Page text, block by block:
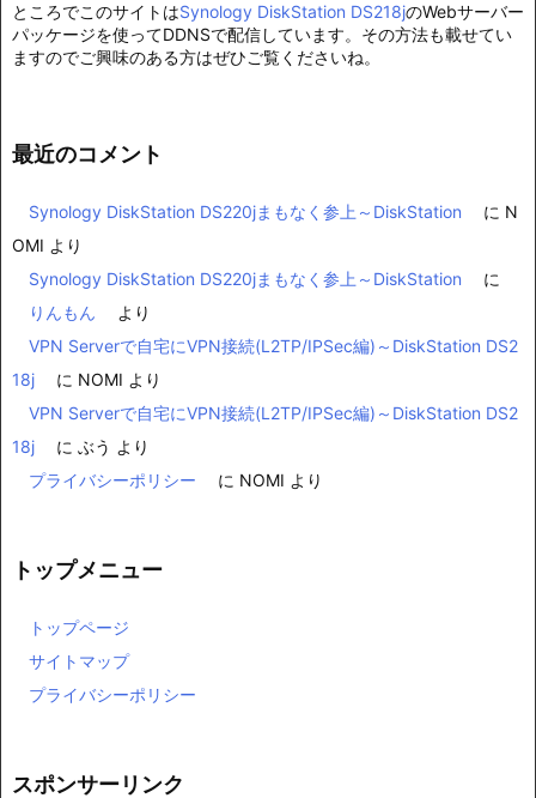
ところでこのサイトはSynology DiskStation DS218jのWebサーバー
パッケージを使ってDDNSで配信しています。その方法も載せてい
ますのでご興味のある方はぜひご覧くださいね。
最近のコメント
Synology DiskStation DS220jまもなく参上～DiskStation に N
OMI より
Synology DiskStation DS220jまもなく参上～DiskStation
に
りんもん
より
VPN Serverで自宅にVPN接続(L2TP/IPSec編)～DiskStation DS2
18j
に NOMI より
VPN Serverで自宅にVPN接続(L2TP/IPSec編)～DiskStation DS2
18j
に ぶう より
プライバシーポリシー
に NOMI より
トップメニュー
トップページ
サイトマップ
プライバシーポリシー
スポンサーリンク